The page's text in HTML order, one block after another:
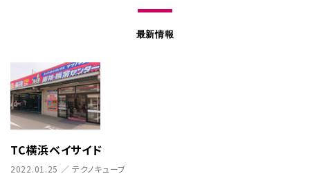
最新情報
TC横浜ベイサイド
2022.01.25 ／ テクノキューブ